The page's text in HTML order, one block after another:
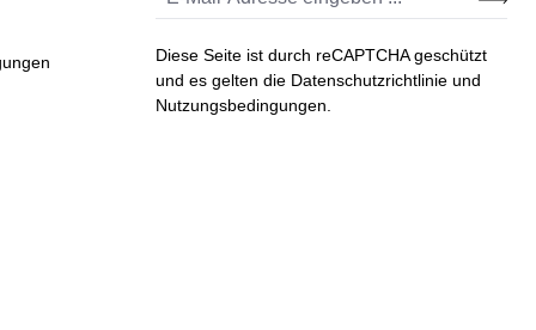
Diese Seite ist durch reCAPTCHA geschützt
und es gelten die Datenschutzrichtlinie und
Nutzungsbedingungen